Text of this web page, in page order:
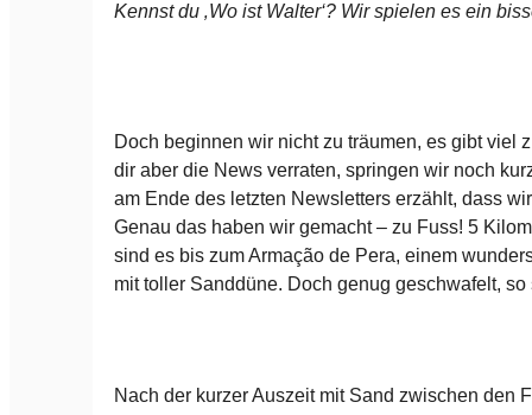
Kennst du ‚Wo ist Walter‘? Wir spielen es ein
Doch beginnen wir nicht zu träumen, es gibt viel
dir aber die News verraten, springen wir noch
am Ende des letzten Newsletters erzählt, dass
Genau das haben wir gemacht – zu Fuss! 5
sind es bis zum Armação de Pera, einem
mit toller Sanddüne. Doch genug geschwafelt, so
Nach der kurzer Auszeit mit Sand zwischen den